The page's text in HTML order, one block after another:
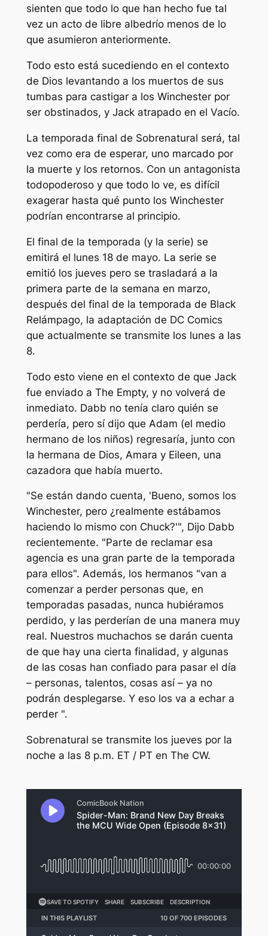
sienten que todo lo que han hecho fue tal
vez un acto de libre albedrío menos de lo
que asumieron anteriormente.
Todo esto está sucediendo en el contexto
de Dios levantando a los muertos de sus
tumbas para castigar a los Winchester por
ser obstinados, y Jack atrapado en el Vacío.
La temporada final de Sobrenatural será, tal
vez como era de esperar, uno marcado por
la muerte y los retornos. Con un antagonista
todopoderoso y que todo lo ve, es difícil
exagerar hasta qué punto los Winchester
podrían encontrarse al principio.
El final de la temporada (y la serie) se
emitirá el lunes 18 de mayo. La serie se
emitió los jueves pero se trasladará a la
primera parte de la semana en marzo,
después del final de la temporada de Black
Relámpago, la adaptación de DC Comics
que actualmente se transmite los lunes a las
8.
Todo esto viene en el contexto de que Jack
fue enviado a The Empty, y no volverá de
inmediato. Dabb no tenía claro quién se
perdería, pero sí dijo que Adam (el medio
hermano de los niños) regresaría, junto con
la hermana de Dios, Amara y Eileen, una
cazadora que había muerto.
"Se están dando cuenta, 'Bueno, somos los
Winchester, pero ¿realmente estábamos
haciendo lo mismo con Chuck?'", Dijo Dabb
recientemente. "Parte de reclamar esa
agencia es una gran parte de la temporada
para ellos". Además, los hermanos "van a
comenzar a perder personas que, en
temporadas pasadas, nunca hubiéramos
perdido, y las perderían de una manera muy
real. Nuestros muchachos se darán cuenta
de que hay una cierta finalidad, y algunas
de las cosas han confiado para pasar el día
– personas, talentos, cosas así – ya no
podrán desplegarse. Y eso los va a echar a
perder ".
Sobrenatural se transmite los jueves por la
noche a las 8 p.m. ET / PT en The CW.